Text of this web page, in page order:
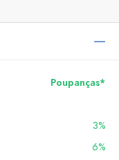
Poupanças*
3%
6%